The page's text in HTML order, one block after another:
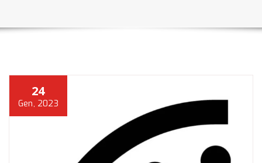
24
Gen, 2023